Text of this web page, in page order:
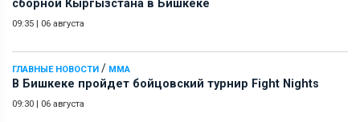
сборной Кыргызстана в Бишкеке
09:35 | 06 августа
ГЛАВНЫЕ НОВОСТИ / ММА
В Бишкеке пройдет бойцовский турнир Fight Nights
09:30 | 06 августа